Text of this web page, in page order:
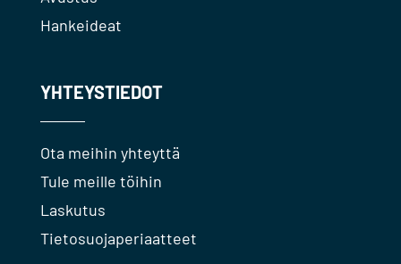
Hankeideat
YHTEYSTIEDOT
Ota meihin yhteyttä
Tule meille töihin
Laskutus
Tietosuojaperiaatteet